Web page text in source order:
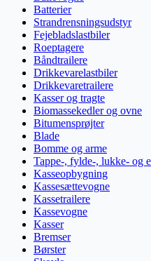
Batterier
Strandrensningsudstyr
Fejebladslastbiler
Roeptagere
Båndtrailere
Drikkevarelastbiler
Drikkevaretrailere
Kasser og tragte
Biomassekedler og ovne
Bitumensprøjter
Blade
Bomme og arme
Tappe-, fylde-, lukke- og
Kasseopbygning
Kassesættevogne
Kassetrailere
Kassevogne
Kasser
Bremser
Børster